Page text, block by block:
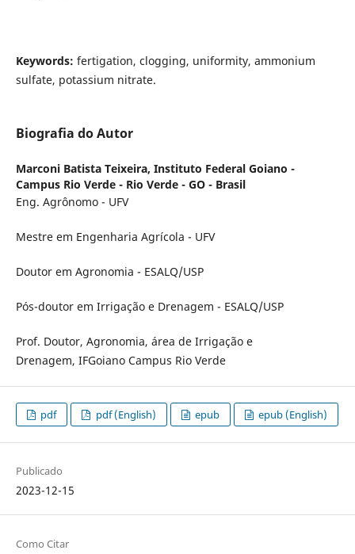
Keywords: fertigation, clogging, uniformity, ammonium
sulfate, potassium nitrate.
Biografia do Autor
Marconi Batista Teixeira, Instituto Federal Goiano -
Campus Rio Verde - Rio Verde - GO - Brasil
Eng. Agrônomo - UFV
Mestre em Engenharia Agrícola - UFV
Doutor em Agronomia - ESALQ/USP
Pós-doutor em Irrigação e Drenagem - ESALQ/USP
Prof. Doutor, Agronomia, área de Irrigação e
Drenagem, IFGoiano Campus Rio Verde
pdf pdf (English) epub epub (English)
Publicado
2023-12-15
Como Citar